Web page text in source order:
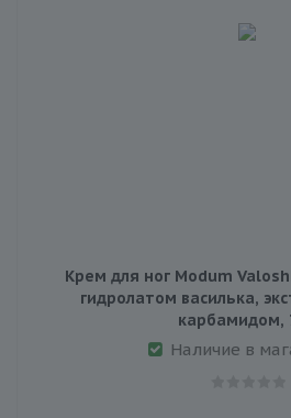
Крем для ног Modum
гидролатом василька,
карбамидом,
Наличие в